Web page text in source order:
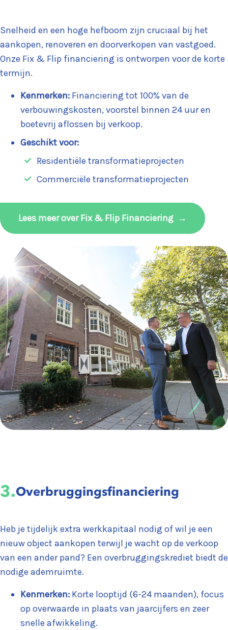
Snelheid en een hoge hefboom zijn cruciaal bij het
aankopen, renoveren en doorverkopen van vastgoed.
Onze Fix & Flip financiering is ontworpen voor de korte
termijn.
Kenmerken: Financiering tot 100% van de
verbouwingskosten, voorstel binnen 24 uur en
boetevrij aflossen bij verkoop.
Geschikt voor:
Residentiële transformatieprojecten
Commerciële transformatieprojecten
Lees meer over Fix & Flip Financiering →
3.Overbruggingsfinanciering
Heb je tijdelijk extra werkkapitaal nodig of wil je een
nieuw object aankopen terwijl je wacht op de verkoop
van een ander pand? Een overbruggingskrediet biedt de
nodige ademruimte.
Kenmerken: Korte looptijd (6-24 maanden), focus
op overwaarde in plaats van jaarcijfers en zeer
snelle afwikkeling.